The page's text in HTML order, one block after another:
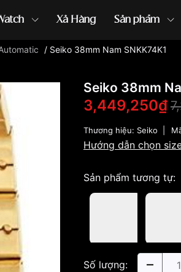
Xả Hàng Sản phẩm
hồ Orient ...
/ Seiko 38mm Nam SNKK74K1
Seiko 38mm
3,449,250₫
Thương hiệu: Seiko
Hướng dẫn chọn
Sản phẩm tương tự:
Số lượng: